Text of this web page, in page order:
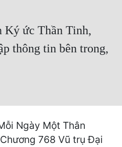
Ký ức Thần Tinh,
thông tin bên trong,
Ngày Một Thân
768 Vũ trụ Đại